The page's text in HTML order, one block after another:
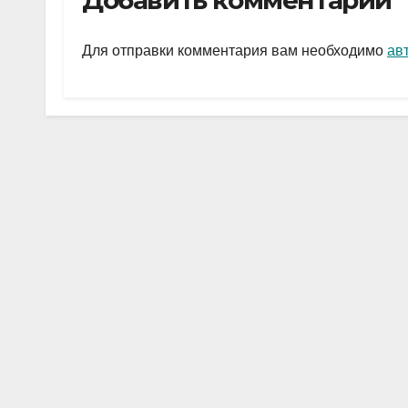
gr
a
s
A
p
а
в
ть
Для отправки комментария вам необходимо